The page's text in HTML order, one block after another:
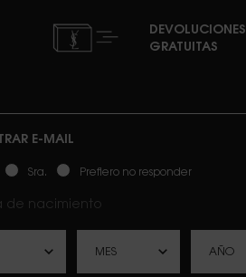
DEVOLUCIONES
GRATUITAS
E-MAIL
Sra. Prefiero no responder
de nacimiento